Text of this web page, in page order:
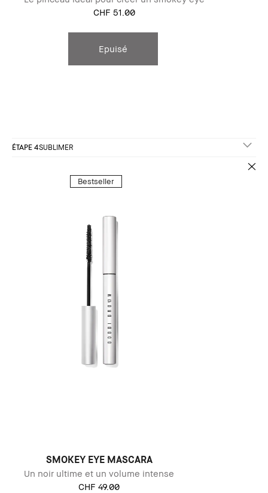
CHF 51.00
Epuisé
ÉTAPE 4SUBLIMER
Bestseller
SMOKEY EYE MASCARA
Un noir ultime et un volume intense
CHF 49.00